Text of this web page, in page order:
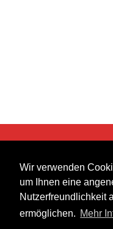
Wir verwenden
um Ihnen eine
Nutzerfreundlichkeit
ermöglichen. Mehr
heer musik ag
Lättenstrasse 35
8952 Schlieren
info@heermusic.com